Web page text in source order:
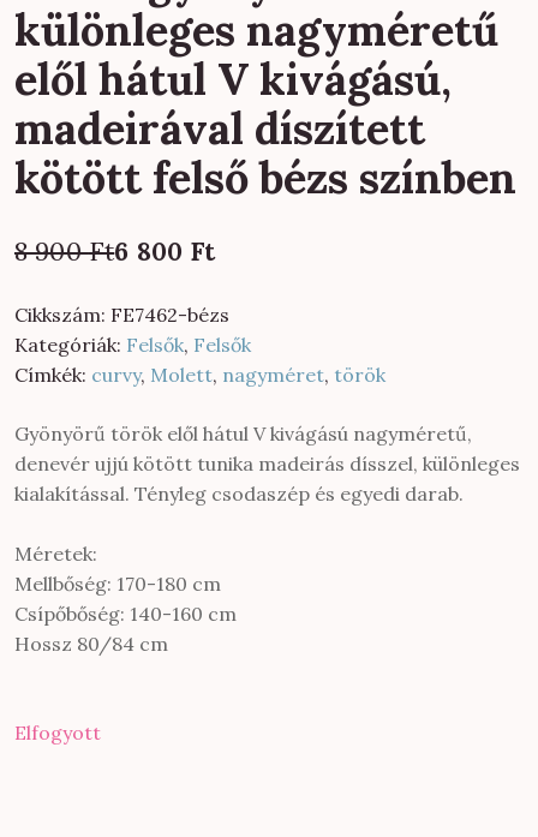
különleges nagyméretű
elől hátul V kivágású,
madeirával díszített
kötött felső bézs színben
8 900Ft
Original
was:
8
900 Ft.
6 800 Ft
Current
is:
6
800 Ft.
Cikkszám: FE7462-bézs
Kategóriák: Felsők, Felsők
Címkék: curvy, Molett, nagyméret, török
Gyönyörű török elől hátul V kivágású nagyméretű,
denevér ujjú kötött tunika madeirás dísszel, különleges
kialakítással. Tényleg csodaszép és egyedi darab.
Méretek:
Mellbőség: 170-180 cm
Csípőbőség: 140-160 cm
Hossz 80/84 cm
Elfogyott